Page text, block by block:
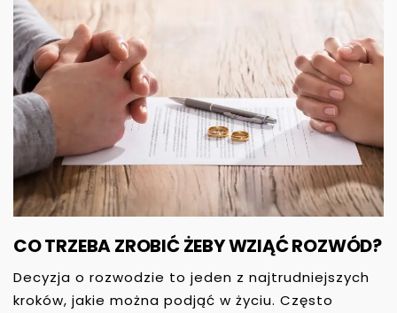
CO TRZEBA ZROBIĆ ŻEBY WZIĄĆ ROZWÓD?
Decyzja o rozwodzie to jeden z najtrudniejszych
kroków, jakie można podjąć w życiu. Często